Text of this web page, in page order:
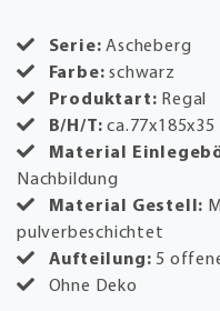
Serie: Ascheberg
Farbe: schwarz
Produktart: Regal
B/H/T:ca.77x185x35
Material
Nachbildung
Material Gestell:
pulverbeschichtet
Aufteilung: 5
Ohne Deko